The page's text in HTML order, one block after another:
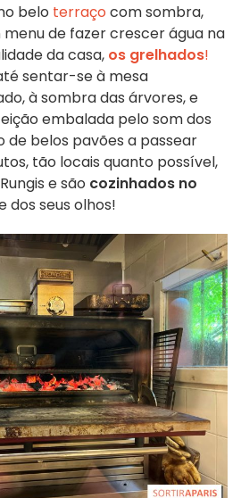
belo terraço com sombra,
de fazer crescer água na
da casa, os grelhados!
sentar-se à mesa
à sombra das árvores, e
embalada pelo som dos
de belos pavões a passear
tão locais quanto possível,
e são cozinhados no
dos seus olhos!